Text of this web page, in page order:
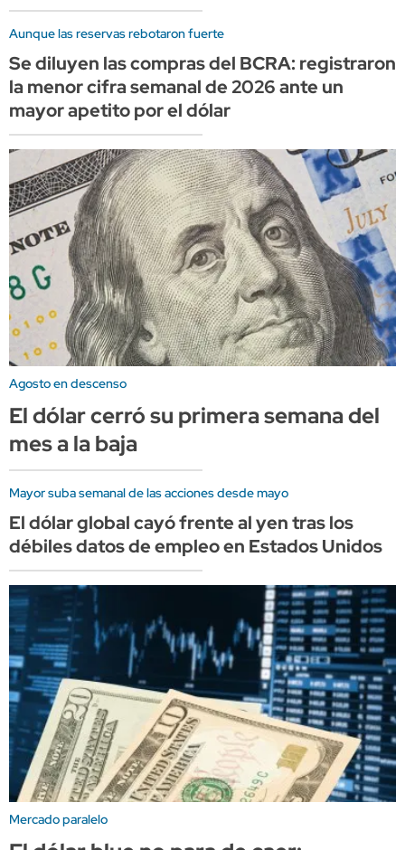
Aunque las reservas rebotaron fuerte
Se diluyen las compras del BCRA: registraron
la menor cifra semanal de 2026 ante un
mayor apetito por el dólar
Agosto en descenso
El dólar cerró su primera semana del
mes a la baja
Mayor suba semanal de las acciones desde mayo
El dólar global cayó frente al yen tras los
débiles datos de empleo en Estados Unidos
Mercado paralelo